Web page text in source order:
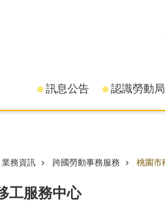
訊息公告 認識勞動局
業務資訊 跨國勞動事務服務 桃園市
工服務中心